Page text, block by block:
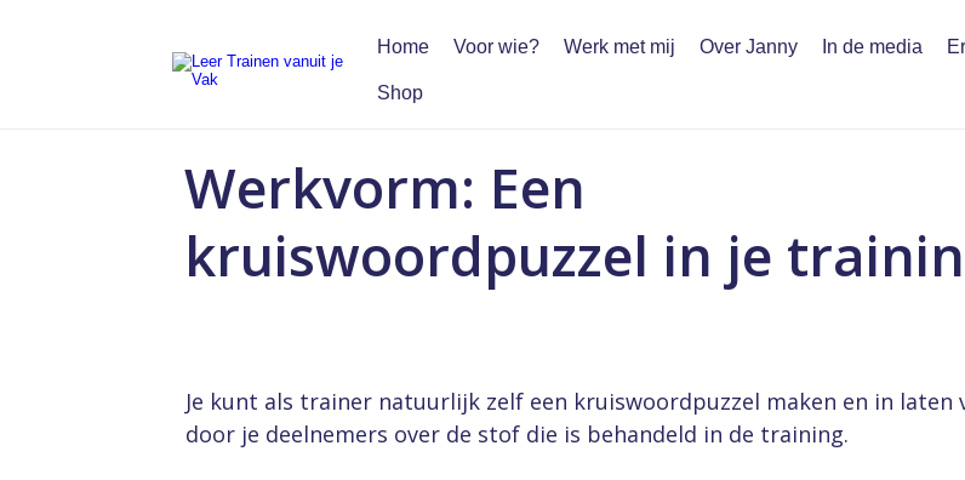
Home Voor wie? Werk met mij Over Janny In de media
Shop
Werkvorm: Een
kruiswoordpuzzel in je
Je kunt als trainer natuurlijk zelf een kruiswoordpuzzel maken en in laten
door je deelnemers over de stof die is behandeld in de training.